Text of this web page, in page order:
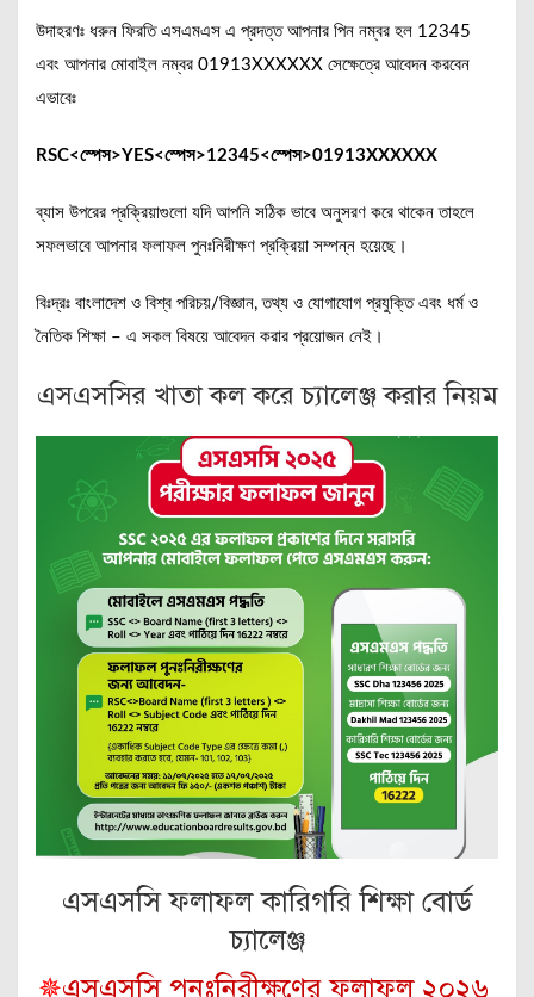
উদাহরণঃ ধরুন ফিরতি এসএমএস এ প্রদত্ত আপনার পিন নম্বর হল 12345
এবং আপনার মোবাইল নম্বর 01913XXXXXX সেক্ষেত্রে আবেদন করবেন
এভাবেঃ
RSC<স্পেস>YES<স্পেস>12345<স্পেস>01913XXXXXX
ব্যাস উপরের প্রক্রিয়াগুলো যদি আপনি সঠিক ভাবে অনুসরণ করে থাকেন তাহলে
সফলভাবে আপনার ফলাফল পুনঃনিরীক্ষণ প্রক্রিয়া সম্পন্ন হয়েছে।
বিঃদ্রঃ বাংলাদেশ ও বিশ্ব পরিচয়/বিজ্ঞান, তথ্য ও যোগাযোগ প্রযুক্তি এবং ধর্ম ও
নৈতিক শিক্ষা – এ সকল বিষয়ে আবেদন করার প্রয়োজন নেই।
এসএসসির খাতা কল করে চ্যালেঞ্জ করার নিয়ম
এসএসসি ফলাফল কারিগরি শিক্ষা বোর্ড
চ্যালেঞ্জ
✵এসএসসি পুনঃনিরীক্ষণের ফলাফল ২০২৬